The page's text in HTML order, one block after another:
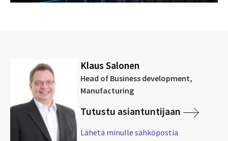
Klaus Salonen
Head of Business development,
Manufacturing
Tutustu asiantuntijaan
Lähetä minulle sähköpostia